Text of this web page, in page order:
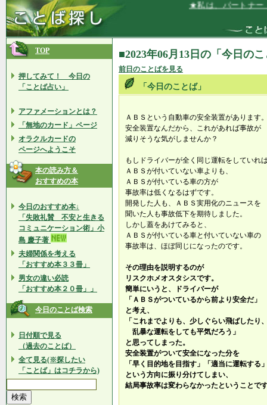
★私は、パートナー（
TOP
押してみて！ 今日の
「ことば占い」
アファメーションとは？
「無地のカード」ページ
オラクルカードの
ページへようこそ
本の読み方＆
おすすめの本
今日のおすすめ本↓
「失敗礼賛 不安と生きる
コミュニケーション術」小
島 慶子著
夫婦関係を考える
「おすすめ本３３冊」
男女の違い必読
「おすすめ本２０冊」」
今日のことば検索
日付順で見る
（過去のことば）
全て見る(※探したい
「ことば」はコチラから)
■2023年06月13日の「今日の
前日のことばを見る
「今日のことば」
ＡＢＳという自動車の安全装置があります
安全装置なんだから、これがあれば事故が
減りそうな気がしませんか？
もしドライバーが全く同じ運転をしていれ
ＡＢＳが付いていない車よりも、
ＡＢＳが付いている車の方が
事故率は低くなるはずです。
開発した人も、ＡＢＳ実用化のニュースを
聞いた人も事故低下を期待しました。
しかし蓋をあけてみると、
ＡＢＳが付いている車と付いていない車の
事故率は、ほぼ同じになったのです。
その理由を説明するのが
リスクホメオスタシスです。
簡単にいうと、ドライバーが
「ＡＢＳがついているから前より安全だ」
と考え、
「これまでよりも、少しぐらい飛ばしたり
乱暴な運転をしても平気だろう」
と思ってしまった。
安全装置がついて安全になった分を
「早く目的地を目指す」「適当に運転する
という方向に振り分けてしまい、
結局事故率は変わらなかったということで